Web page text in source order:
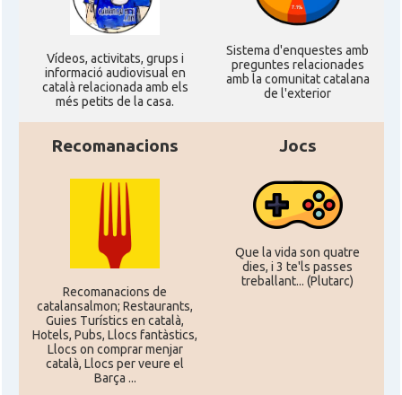
CAMON Catalans a LEICESTER
CAMON Catalans a Lincoln
CAMON Catalans a LIVERPOOL
CAMON CATALANS A LONDON - Londres
CAMON CATALANS A MANCHESTER
Catalans a MILTON KEYNES
CAMON Catalans a Newcastle upon Tyne
CAMON
Ví­deos, activitats, grups i
informació audiovisual en
català relacionada amb els
més petits de la casa.
Sistema d'enquestes amb
preguntes relacionades
amb la comunitat catalana
de l'exterior
Recomanacions
Recomanacions de
catalansalmon; Restaurants,
Guies Turístics en català,
Hotels, Pubs, Llocs fantàstics,
Llocs on comprar menjar
català, Llocs per veure el
Barça ...
Jocs
Que la vida son quatre
dies, i 3 te'ls passes
treballant... (Plutarc)